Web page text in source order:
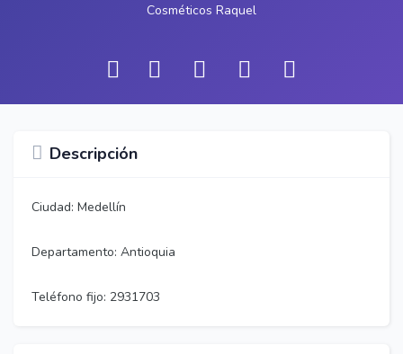
Cosméticos Raquel
Descripción
Ciudad: Medellín
Departamento: Antioquia
Teléfono fijo: 2931703